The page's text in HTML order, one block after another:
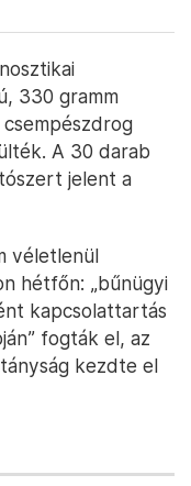
330 gramm
A 30 darab
jelent a
véletlenül
hétfőn: „bűnügyi
kapcsolattartás
fogták el, az
kezdte el